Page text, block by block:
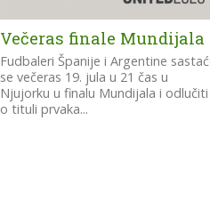
Večeras finale Mundijala
Fudbaleri Španije i Argentine
se večeras 19. jula u 21 čas u
Njujorku u finalu Mundijala i odlučiti
o tituli prvaka...